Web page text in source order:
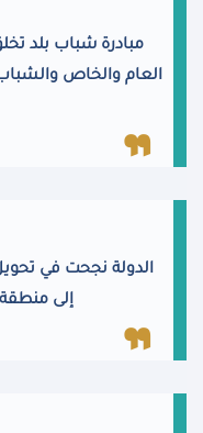
مبادرة شباب بلد
العام والخاص
الدولة نجحت في
إلى